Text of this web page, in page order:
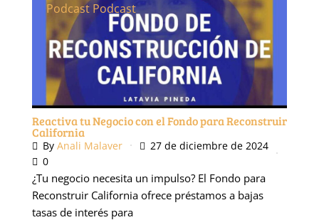
Podcast Podcast
Reactiva tu Negocio con el Fondo para Reconstruir
California
By Anali Malaver
27 de diciembre de 2024
0
¿Tu negocio necesita un impulso? El Fondo para
Reconstruir California ofrece préstamos a bajas
tasas de interés para